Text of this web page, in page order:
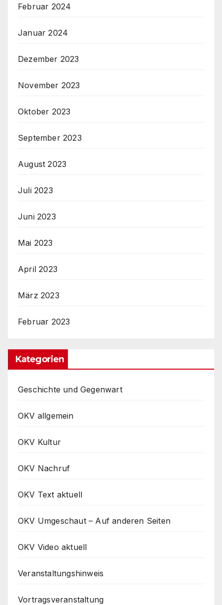
Februar 2024
Januar 2024
Dezember 2023
November 2023
Oktober 2023
September 2023
August 2023
Juli 2023
Juni 2023
Mai 2023
April 2023
März 2023
Februar 2023
Kategorien
Geschichte und Gegenwart
OKV allgemein
OKV Kultur
OKV Nachruf
OKV Text aktuell
OKV Umgeschaut – Auf anderen Seiten
OKV Video aktuell
Veranstaltungshinweis
Vortragsveranstaltung